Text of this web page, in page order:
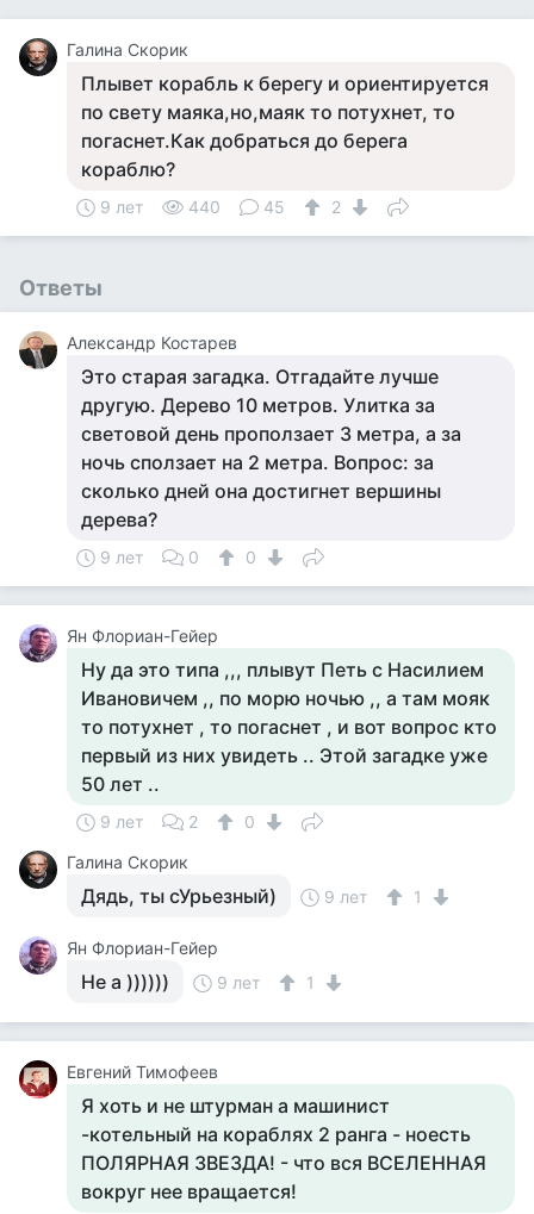
Галина Скорик
Плывет корабль к берегу и ориентируется
по свету маяка,но,маяк то потухнет, то
погаснет.Как добраться до берега
кораблю?
9 лет 440 45 2
Ответы
Александр Костарев
Это старая загадка. Отгадайте лучше
другую. Дерево 10 метров. Улитка за
световой день проползает 3 метра, а за
ночь сползает на 2 метра. Вопрос: за
сколько дней она достигнет вершины
дерева?
9 лет 0 0
Ян Флориан-Гейер
Ну да это типа ,,, плывут Петь с Насилием
Ивановичем ,, по морю ночью ,, а там мояк
то потухнет , то погаснет , и вот вопрос кто
первый из них увидеть .. Этой загадке уже
50 лет ..
9 лет 2
0
Галина Скорик
Дядь, ты сУрьезный) 9 лет 1
Ян Флориан-Гейер
Не а )))))) 9 лет 1
Евгений Тимофеев
Я хоть и не штурман а машинист
-котельный на кораблях 2 ранга - ноесть
ПОЛЯРНАЯ ЗВЕЗДА! - что вся ВСЕЛЕННАЯ
вокруг нее вращается!